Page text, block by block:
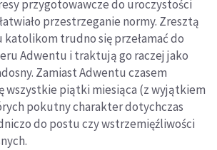
przygotowawcze do uroczystości
przestrzeganie normy. Zresztą
katolikom trudno się przełamać do
Adwentu i traktują go raczej jako
Zamiast Adwentu czasem
wszystkie piątki miesiąca (z wyjątkiem
pokutny charakter dotychczas
do postu czy wstrzemięźliwości